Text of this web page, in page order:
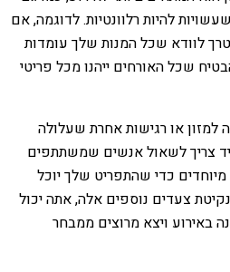
להיות רלוונטיות. לדוגמה, אם
לוודא שכל המנות שלך עומדות
שכל האורחים ייהנו מכל פריטי
למזון או רגישות אחרת שעלולה
צריך לשאול אנשים שמשתתפים
כדי שהתפריט שלך יוכל
צעדים נוספים אלה, אתה יכול
באירוע ויצא מרוצים ממבחר